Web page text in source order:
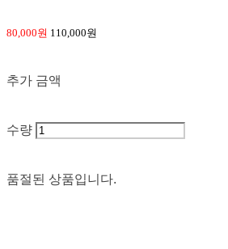
80,000원 110,000원
추가 금액
수량
품절된 상품입니다.